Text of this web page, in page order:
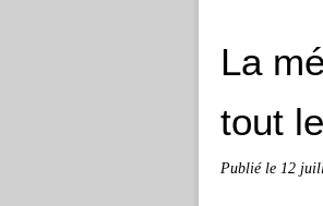
La
tout
Publié le 12